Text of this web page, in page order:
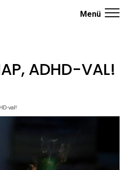
Menü
ISKOLÁJA
ADHD-VAL!
val!